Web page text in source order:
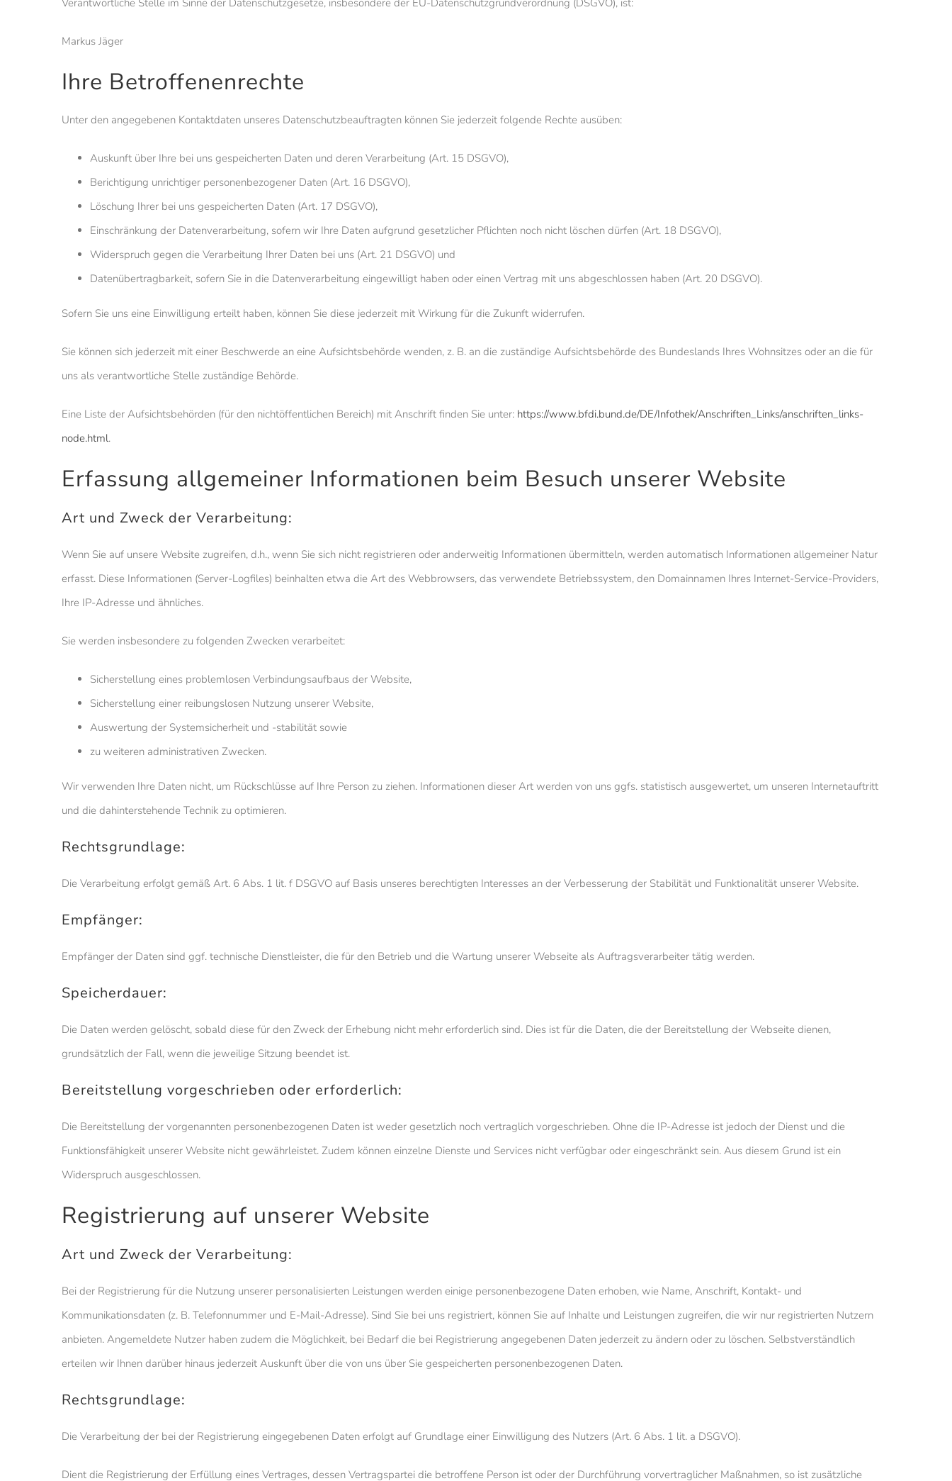
Markus Jäger
Ihre Betroffenenrechte
Unter den angegebenen Kontaktdaten unseres Datenschutzbeauftragten können Sie jederzeit folgende Rechte ausüben:
Auskunft über Ihre bei uns gespeicherten Daten und deren Verarbeitung (Art. 15 DSGVO),
Berichtigung unrichtiger personenbezogener Daten (Art. 16 DSGVO),
Löschung Ihrer bei uns gespeicherten Daten (Art. 17 DSGVO),
Einschränkung der Datenverarbeitung, sofern wir Ihre Daten aufgrund gesetzlicher Pflichten noch nicht löschen dürfen (Art. 18 DSGVO),
Widerspruch gegen die Verarbeitung Ihrer Daten bei uns (Art. 21 DSGVO) und
Datenübertragbarkeit, sofern Sie in die Datenverarbeitung eingewilligt haben oder einen Vertrag mit uns abgeschlossen haben (Art. 20 DSGVO).
Sofern Sie uns eine Einwilligung erteilt haben, können Sie diese jederzeit mit Wirkung für die Zukunft widerrufen.
Sie können sich jederzeit mit einer Beschwerde an eine Aufsichtsbehörde wenden, z. B. an die zuständige Aufsichtsbehörde des Bundeslands Ihres Wohnsitzes oder an die für
uns als verantwortliche Stelle zuständige Behörde.
Eine Liste der Aufsichtsbehörden (für den nichtöffentlichen Bereich) mit Anschrift finden Sie unter: https://www.bfdi.bund.de/DE/Infothek/Anschriften_Links/anschriften_links-
node.html.
Erfassung allgemeiner Informationen beim Besuch unserer Website
Art und Zweck der Verarbeitung:
Wenn Sie auf unsere Website zugreifen, d.h., wenn Sie sich nicht registrieren oder anderweitig Informationen übermitteln, werden automatisch Informationen allgemeiner Natur
erfasst. Diese Informationen (Server-Logfiles) beinhalten etwa die Art des Webbrowsers, das verwendete Betriebssystem, den Domainnamen Ihres Internet-Service-Providers,
Ihre IP-Adresse und ähnliches.
Sie werden insbesondere zu folgenden Zwecken verarbeitet:
Sicherstellung eines problemlosen Verbindungsaufbaus der Website,
Sicherstellung einer reibungslosen Nutzung unserer Website,
Auswertung der Systemsicherheit und -stabilität sowie
zu weiteren administrativen Zwecken.
Wir verwenden Ihre Daten nicht, um Rückschlüsse auf Ihre Person zu ziehen. Informationen dieser Art werden von uns ggfs. statistisch ausgewertet, um unseren Internetauftritt
und die dahinterstehende Technik zu optimieren.
Rechtsgrundlage:
Die Verarbeitung erfolgt gemäß Art. 6 Abs. 1 lit. f DSGVO auf Basis unseres berechtigten Interesses an der Verbesserung der Stabilität und Funktionalität unserer Website.
Empfänger:
Empfänger der Daten sind ggf. technische Dienstleister, die für den Betrieb und die Wartung unserer Webseite als Auftragsverarbeiter tätig werden.
Speicherdauer:
Die Daten werden gelöscht, sobald diese für den Zweck der Erhebung nicht mehr erforderlich sind. Dies ist für die Daten, die der Bereitstellung der Webseite dienen,
grundsätzlich der Fall, wenn die jeweilige Sitzung beendet ist.
Bereitstellung vorgeschrieben oder erforderlich:
Die Bereitstellung der vorgenannten personenbezogenen Daten ist weder gesetzlich noch vertraglich vorgeschrieben. Ohne die IP-Adresse ist jedoch der Dienst und die
Funktionsfähigkeit unserer Website nicht gewährleistet. Zudem können einzelne Dienste und Services nicht verfügbar oder eingeschränkt sein. Aus diesem Grund ist ein
Widerspruch ausgeschlossen.
Registrierung auf unserer Website
Art und Zweck der Verarbeitung:
Bei der Registrierung für die Nutzung unserer personalisierten Leistungen werden einige personenbezogene Daten erhoben, wie Name, Anschrift, Kontakt- und
Kommunikationsdaten (z. B. Telefonnummer und E-Mail-Adresse). Sind Sie bei uns registriert, können Sie auf Inhalte und Leistungen zugreifen, die wir nur registrierten Nutzern
anbieten. Angemeldete Nutzer haben zudem die Möglichkeit, bei Bedarf die bei Registrierung angegebenen Daten jederzeit zu ändern oder zu löschen. Selbstverständlich
erteilen wir Ihnen darüber hinaus jederzeit Auskunft über die von uns über Sie gespeicherten personenbezogenen Daten.
Rechtsgrundlage:
Die Verarbeitung der bei der Registrierung eingegebenen Daten erfolgt auf Grundlage einer Einwilligung des Nutzers (Art. 6 Abs. 1 lit. a DSGVO).
Dient die Registrierung der Erfüllung eines Vertrages, dessen Vertragspartei die betroffene Person ist oder der Durchführung vorvertraglicher Maßnahmen, so ist zusätzliche